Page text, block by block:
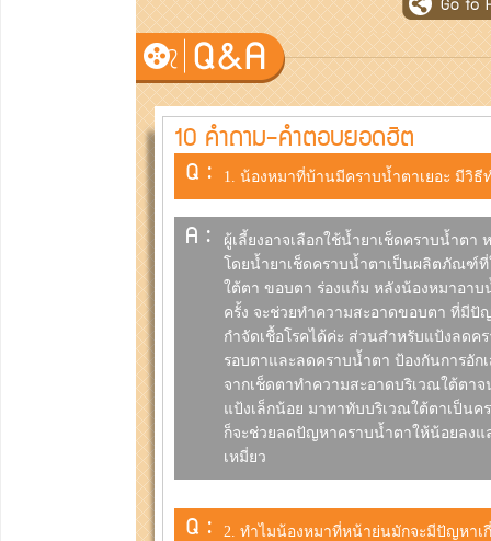
10 คำถาม-คำตอบยอดฮิต
Q : 1. น้องหมาที่บ้านมีคราบน้ำตาเยอะ มีวิธี
A :
ผู้เลี้ยงอาจเลือกใช้น้ำยาเช็ดคราบน้ำตา
โดยน้ำยาเช็ดคราบน้ำตาเป็นผลิตภัณฑ์
ใต้ตา ขอบตา ร่องแก้ม หลังน้องหมาอา
ครั้ง จะช่วยทำความสะอาดขอบตา ที่มี
กำจัดเชื้อโรคได้ค่ะ ส่วนสำหรับแป้งลดค
รอบตาและลดคราบน้ำตา ป้องกันการอัก
จากเช็ดตาทำความสะอาดบริเวณใต้ตา
แป้งเล็กน้อย มาทาทับบริเวณใต้ตาเป็นค
ก็จะช่วยลดปัญหาคราบน้ำตาให้น้อยลงแ
เหมี่ยว
Q :
2. ทำไมน้องหมาที่หน้าย่นมักจะมีปัญหาเ